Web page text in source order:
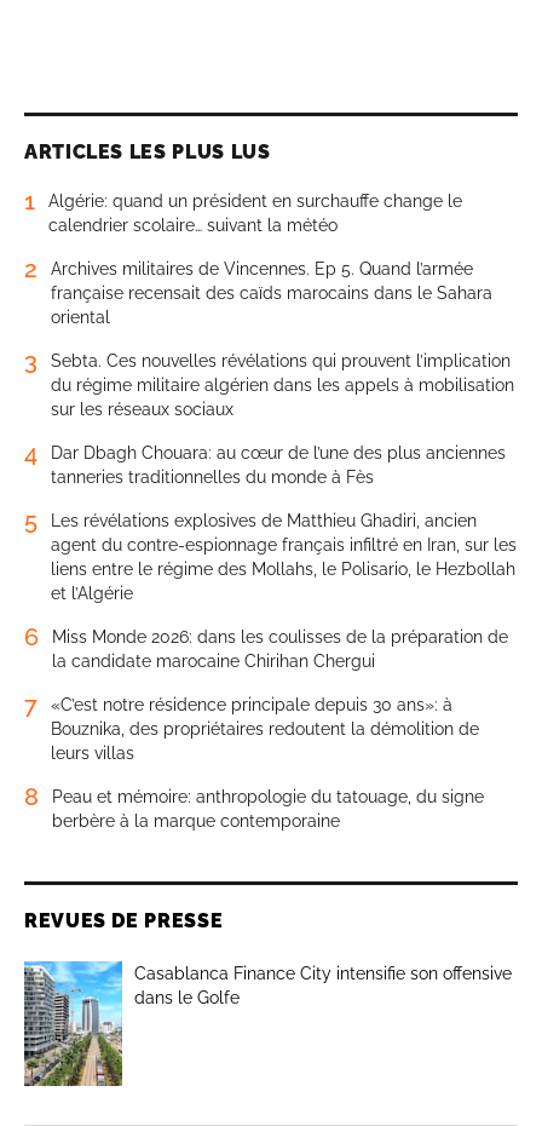
ARTICLES LES PLUS LUS
1
Algérie: quand un président en surchauffe change le
calendrier scolaire… suivant la météo
2
Archives militaires de Vincennes. Ep 5. Quand l’armée
française recensait des caïds marocains dans le Sahara
oriental
3
Sebta. Ces nouvelles révélations qui prouvent l’implication
du régime militaire algérien dans les appels à mobilisation
sur les réseaux sociaux
4
Dar Dbagh Chouara: au cœur de l’une des plus anciennes
tanneries traditionnelles du monde à Fès
5
Les révélations explosives de Matthieu Ghadiri, ancien
agent du contre-espionnage français infiltré en Iran, sur les
liens entre le régime des Mollahs, le Polisario, le Hezbollah
et l’Algérie
6
Miss Monde 2026: dans les coulisses de la préparation de
la candidate marocaine Chirihan Chergui
7
«C’est notre résidence principale depuis 30 ans»: à
Bouznika, des propriétaires redoutent la démolition de
leurs villas
8
Peau et mémoire: anthropologie du tatouage, du signe
berbère à la marque contemporaine
REVUES DE PRESSE
Casablanca Finance City intensifie son offensive
dans le Golfe